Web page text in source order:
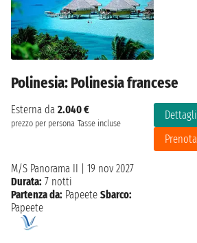
Polinesia: Polinesia francese
Esterna da 2.040 €
prezzo per persona Tasse incluse
Dettagli
Prenota
M/S Panorama II
19 nov 2027
Durata: 7 notti
Partenza da: Papeete Sbarco:
Papeete